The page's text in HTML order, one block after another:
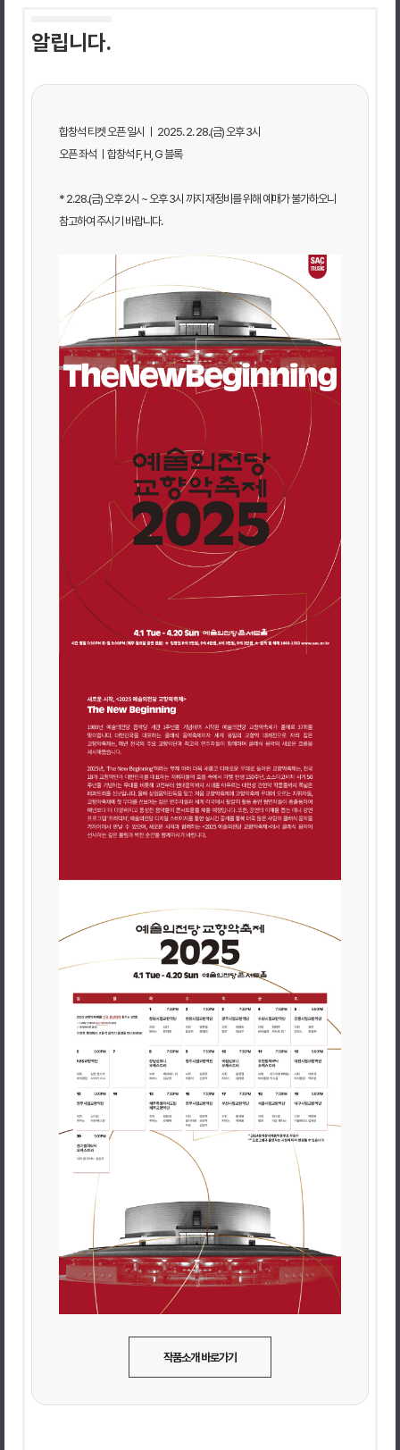
알립니다.
합창석 티켓 오픈 일시 ㅣ 2025. 2. 28.(금) 오후 3시
오픈 좌석 ㅣ합창석 F, H, G 블록
* 2.28.(금) 오후 2시 ~ 오후 3시 까지 재정비를 위해 예매가 불가하오니
참고하여 주시기 바랍니다.
작품소개 바로가기